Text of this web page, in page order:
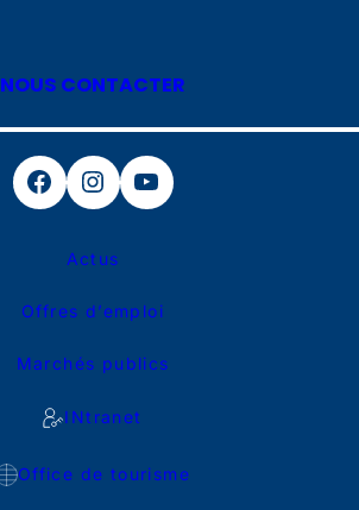
NOUS CONTACTER
Facebook Instagram YouTube
Actus
Offres d’emploi
Marchés publics
INtranet
Office de tourisme